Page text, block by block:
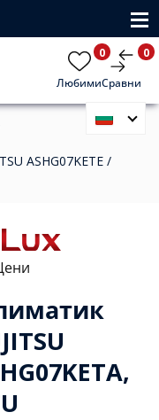
Любими
0
Сравни
0
ASHG07KETE /